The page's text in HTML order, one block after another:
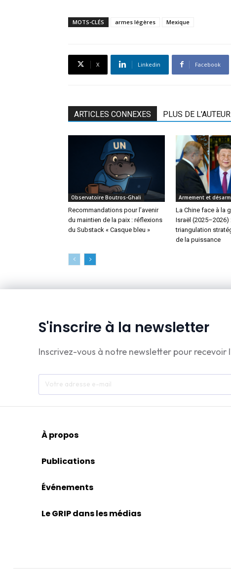
MOTS-CLÉS armes légères Mexique
X Linkedin Facebook
ARTICLES CONNEXES PLUS DE L'AUTEUR
Observatoire Boutros-Ghali
Recommandations pour l’avenir
du maintien de la paix : réflexions
du Substack « Casque bleu »
Armement et
La Chine face à la
Israël (2025–2026)
triangulation
de la puissance
S'inscrire à la newsletter
Inscrivez-vous à notre newsletter pour recevoir
À propos
Publications
Événements
Le GRIP dans les médias